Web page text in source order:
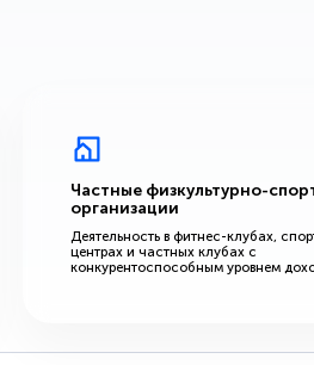
Частные физкультурно-
организации
Деятельность в фитнес-клубах,
центрах и частных клубах с
конкурентоспособным уровнем